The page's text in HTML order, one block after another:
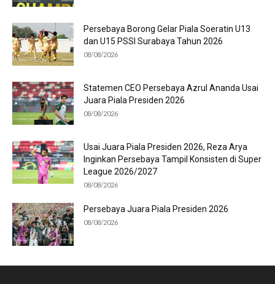
Persebaya Borong Gelar Piala Soeratin U13
dan U15 PSSI Surabaya Tahun 2026
08/08/2026
Statemen CEO Persebaya Azrul Ananda Usai
Juara Piala Presiden 2026
08/08/2026
Usai Juara Piala Presiden 2026, Reza Arya
Inginkan Persebaya Tampil Konsisten di Super
League 2026/2027
08/08/2026
Persebaya Juara Piala Presiden 2026
08/08/2026